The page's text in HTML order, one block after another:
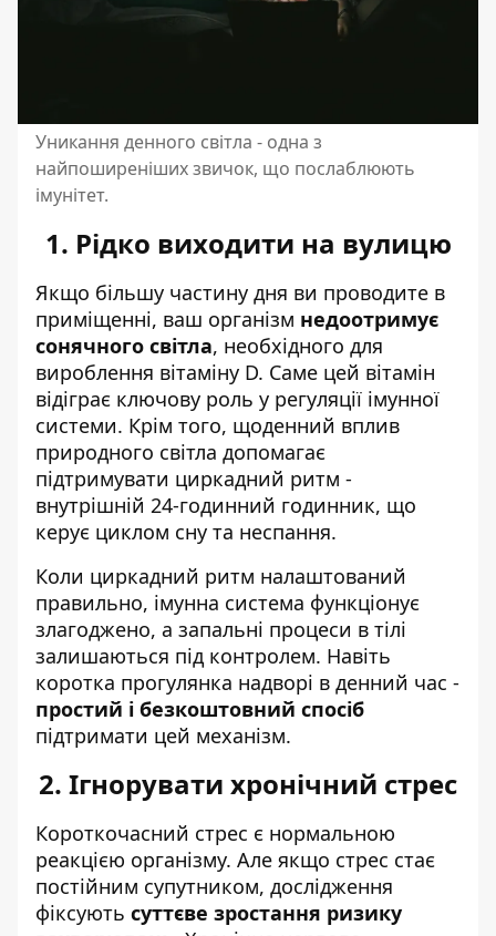
Уникання денного світла - одна з
найпоширеніших звичок, що послаблюють
імунітет.
1. Рідко виходити на вулицю
Якщо більшу частину дня ви проводите в
приміщенні, ваш організм недоотримує
сонячного світла, необхідного для
вироблення вітаміну D. Саме цей вітамін
відіграє ключову роль у регуляції імунної
системи. Крім того, щоденний вплив
природного світла допомагає
підтримувати циркадний ритм -
внутрішній 24-годинний годинник, що
керує циклом сну та неспання.
Коли циркадний ритм налаштований
правильно, імунна система функціонує
злагоджено, а запальні процеси в тілі
залишаються під контролем. Навіть
коротка прогулянка надворі в денний час -
простий і безкоштовний спосіб
підтримати цей механізм.
2. Ігнорувати хронічний стрес
Короткочасний стрес є нормальною
реакцією організму. Але якщо стрес стає
постійним супутником, дослідження
фіксують суттєве зростання ризику